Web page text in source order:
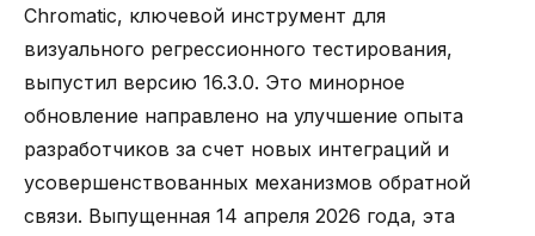
Chromatic, ключевой инструмент для
визуального регрессионного тестирования,
выпустил версию 16.3.0. Это минорное
обновление направлено на улучшение опыта
разработчиков за счет новых интеграций и
усовершенствованных механизмов обратной
связи. Выпущенная 14 апреля 2026 года, эта